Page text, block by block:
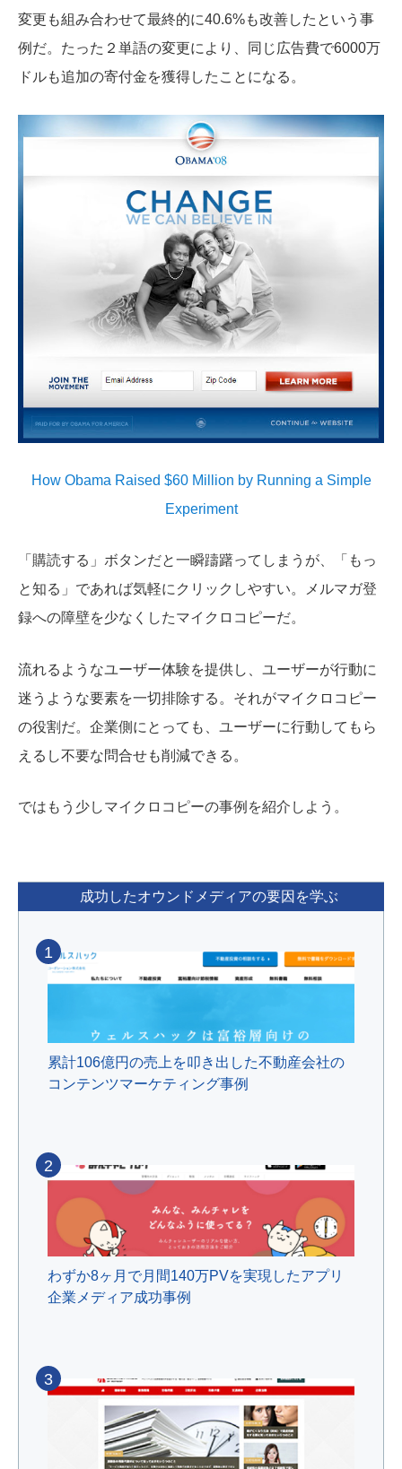
変更も組み合わせて最終的に40.6%も改善したという事
例だ。たった２単語の変更により、同じ広告費で6000万
ドルも追加の寄付金を獲得したことになる。
How Obama Raised $60 Million by Running a Simple
Experiment
「購読する」ボタンだと一瞬躊躇ってしまうが、「もっ
と知る」であれば気軽にクリックしやすい。メルマガ登
録への障壁を少なくしたマイクロコピーだ。
流れるようなユーザー体験を提供し、ユーザーが行動に
迷うような要素を一切排除する。それがマイクロコピー
の役割だ。企業側にとっても、ユーザーに行動してもら
えるし不要な問合せも削減できる。
ではもう少しマイクロコピーの事例を紹介しよう。
成功したオウンドメディアの要因を学ぶ
累計106億円の売上を叩き出した不動産会社の
コンテンツマーケティング事例
1
わずか8ヶ月で月間140万PVを実現したアプリ
企業メディア成功事例
2
3